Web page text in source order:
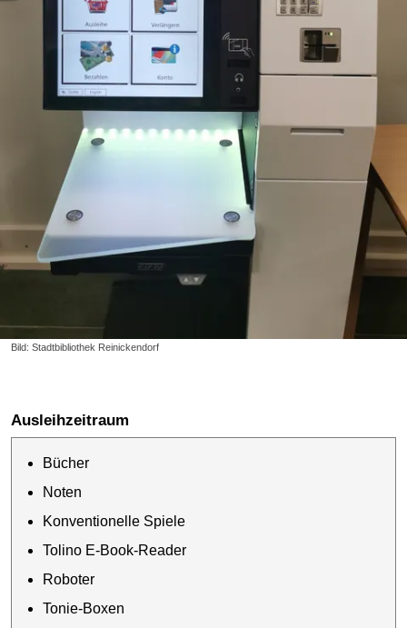
Bild: Stadtbibliothek Reinickendorf
Ausleihzeitraum
Bücher
Noten
Konventionelle Spiele
Tolino E-Book-Reader
Roboter
Tonie-Boxen